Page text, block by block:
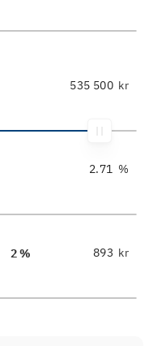
kr
%
2 % kr